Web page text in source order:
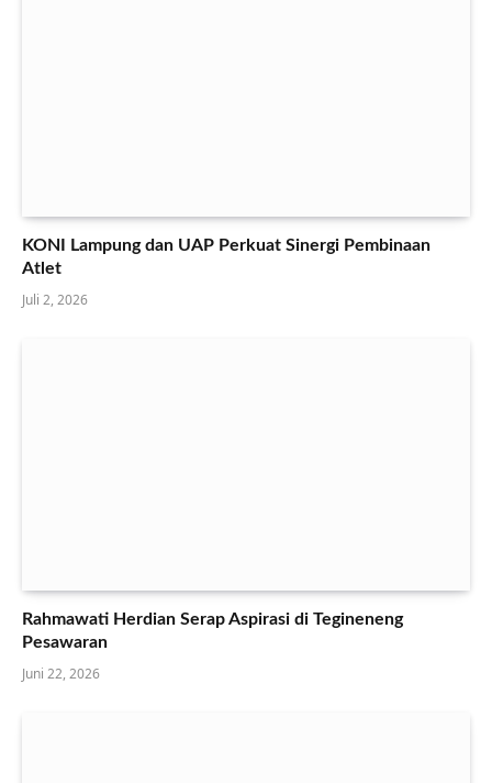
KONI Lampung dan UAP Perkuat Sinergi Pembinaan
Atlet
Juli 2, 2026
Rahmawati Herdian Serap Aspirasi di Tegineneng
Pesawaran
Juni 22, 2026